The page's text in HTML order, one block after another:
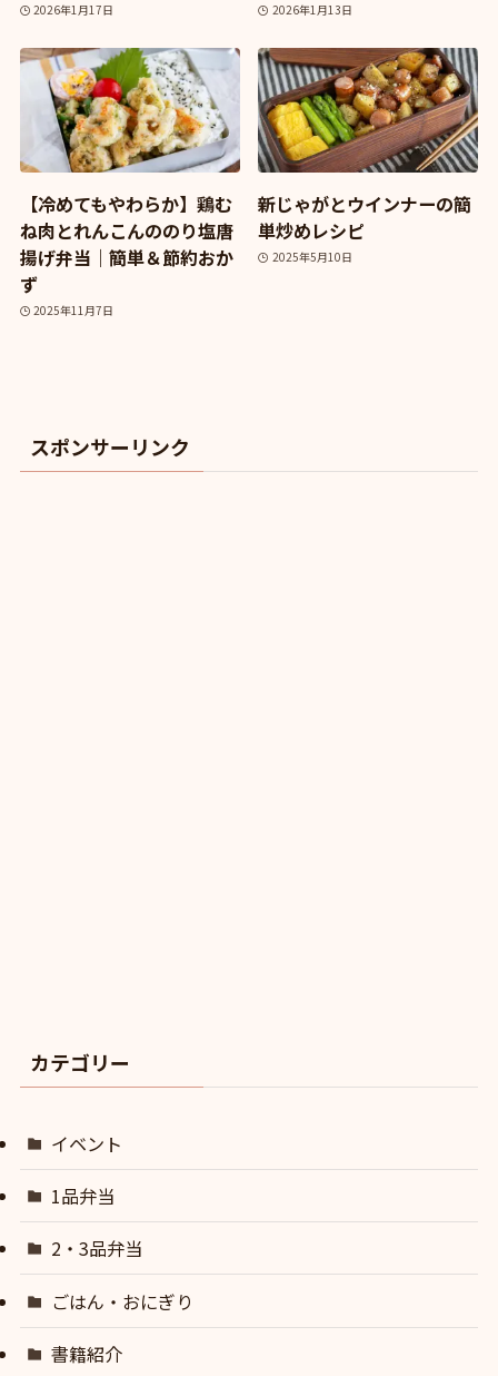
2026年1月17日 2026年1月13日
【冷めてもやわらか】鶏む
ね肉とれんこんののり塩唐
揚げ弁当｜簡単＆節約おか
ず
2025年11月7日
新じゃがとウインナーの簡
単炒めレシピ
2025年5月10日
スポンサーリンク
カテゴリー
イベント
1品弁当
2・3品弁当
ごはん・おにぎり
書籍紹介